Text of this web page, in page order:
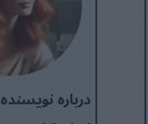
درباره نویسنده